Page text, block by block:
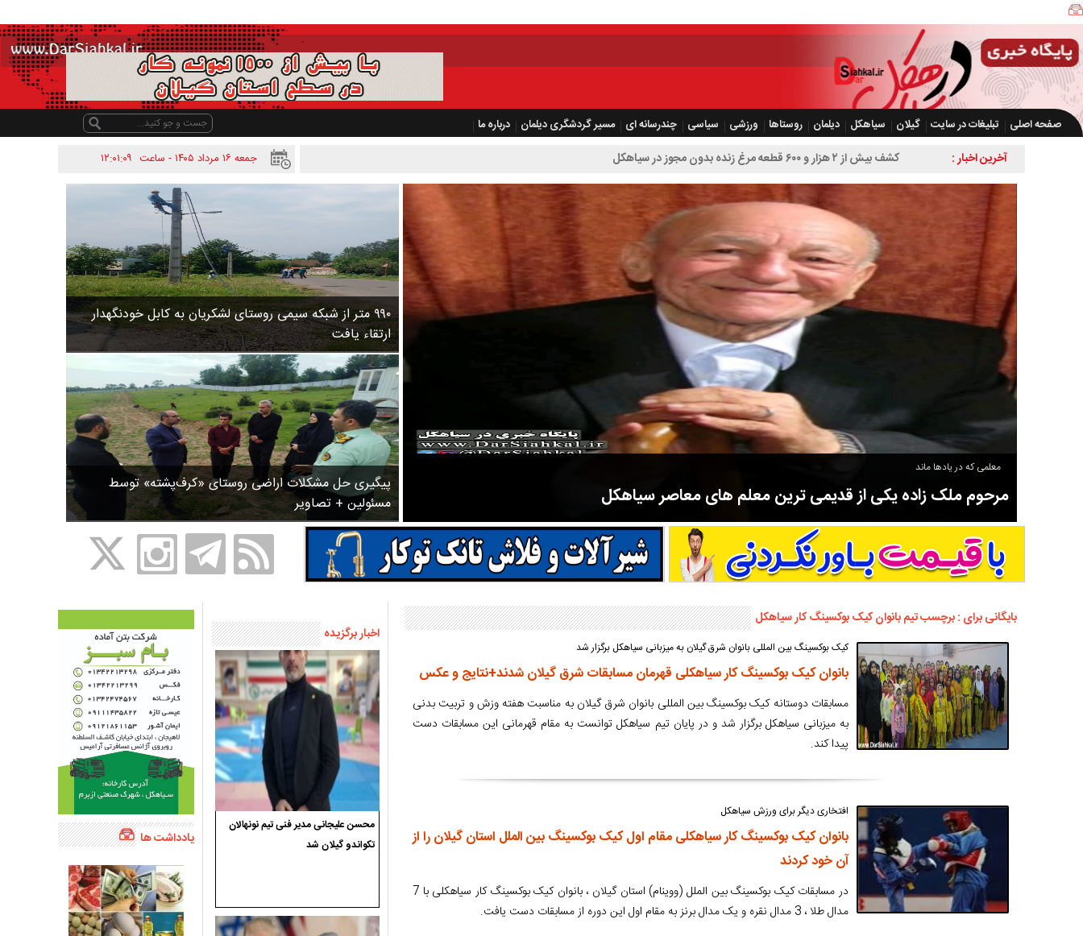
صفحه اصلی تبلیغات در سایت گیلان سیاهکل دیلمان روستاها ورزشی سیاسی چندرسانه ای مسیر گردشگری دیلمان
درباره ما
جمعه ۱۶ مرداد ۱۴۰۵ - ساعت
۱۲:۰۱:۰۹ آخرین اخبار : کشف بیش از ۲ هزار و ۶۰۰ قطعه مرغ زنده بدون مجوز در سیاهکل
۹۹۰ متر از شبکه سیمی روستای لشکریان به کابل خودنگهدار
ارتقاء یافت
پیگیری حل مشکلات اراضی روستای «کرف‌پشته» توسط
مسئولین + تصاویر
معلمی که در یادها ماند
مرحوم ملک زاده یکی از قدیمی ترین معلم های معاصر سیاهکل
مرحوم ملک زاده از سال ۱۳۲۷ شروع به تدریس در مدارس سیاهکل کرد و در ۳۱ سال خدمت خود، علاوه بر تدریس در کلاس اول، معلم نهضت
سوادآموزی و عضو موسس مدرسه اورنگ سیاهکل نیز بود و در سال ۱۳۵۸ بازنشست شد.
بایگانی برای : برچسب تیم بانوان کیک بوکسینگ کار سیاهکل
کیک بوکسینگ بین المللی بانوان شرق گیلان به میزبانی سیاهکل برگزار شد
بانوان کیک بوکسینگ کار سیاهکلی قهرمان مسابقات شرق گیلان شدند+نتایج و عکس
مسابقات دوستانه کیک بوکسینگ بین المللی بانوان شرق گیلان به مناسبت هفته وزش و تربیت بدنی
به میزبانی سیاهکل برگزار شد و در پایان تیم سیاهکل توانست به مقام قهرمانی این مسابقات دست
پیدا کند.
افتخاری دیگر برای ورزش سیاهکل
بانوان کیک بوکسینگ کار سیاهکلی مقام اول کیک بوکسینگ بین الملل استان گیلان را از
آن خود کردند
در مسابقات کیک بوکسینگ بین الملل (ووینام) استان گیلان ، بانوان کیک بوکسینگ کار سیاهکلی با 7
مدال طلا ، 3 مدال نقره و یک مدال برنز به مقام اول این دوره از مسابقات دست یافت.
اخبار برگزیده
محسن علیجانی مدیر فنی تیم نونهالان
تکواندو گیلان شد
یادداشت ها